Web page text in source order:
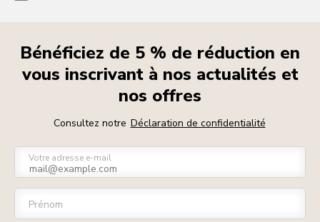
Bénéficiez de 5 % de réduction en
vous inscrivant à nos actualités et
nos offres
Consultez notre Déclaration de confidentialité
Votre adresse e-mail
Prénom